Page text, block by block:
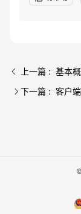
上一篇 : 基本
下一篇 : 客户